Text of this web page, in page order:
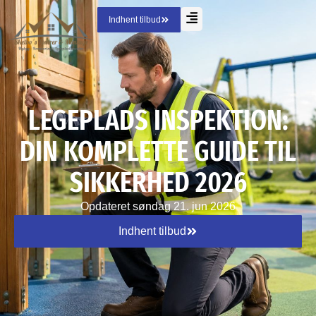
Indhent tilbud
LEGEPLADS INSPEKTION:
DIN KOMPLETTE GUIDE TIL
SIKKERHED 2026
Opdateret søndag 21. jun 2026
Indhent tilbud